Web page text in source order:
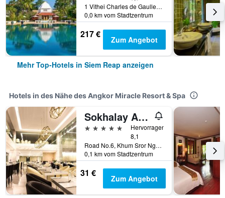
1 Vithei Charles de Gaulle, Khum Svay, Dang Kumm, Siem Reap, Kambodscha
0,0 km vom Stadtzentrum
217 € Zum Angebot
Mehr Top-Hotels in Siem Reap anzeigen
Hotels in des Nähe des Angkor Miracle Resort & Spa
Sokhalay Angkor Residence and Spa
5 Sterne
Hervorragend
8,1
Road No.6, Khum Sror Nge, Siem Reap, Kambodscha
0,1 km vom Stadtzentrum
31 € Zum Angebot